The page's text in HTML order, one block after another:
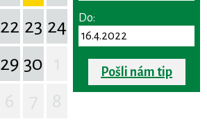
22 23 24
29 30
Do:
Pošli nám tip